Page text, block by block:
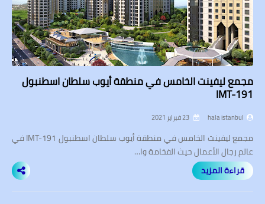
مجمع ليفينت الخامس في منطقة أيوب سلطان اسطنبول
IMT-191
hala istanbul
مجمع ليفينت الخامس في منطقة أيوب سلطان اسطنبول IMT-191 في
عالم رجال الأعمال حيث الفخامة وا…
قراءة المزيد